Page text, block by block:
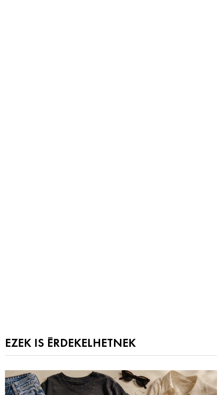
EZEK IS ÉRDEKELHETNEK